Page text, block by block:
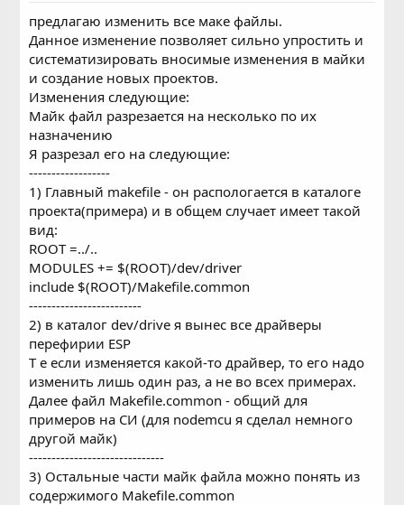
предлагаю изменить все маке файлы.
Данное изменение позволяет сильно упростить и
систематизировать вносимые изменения в майки
и создание новых проектов.
Изменения следующие:
Майк файл разрезается на несколько по их
назначению
Я разрезал его на следующие:
------------------
1) Главный makefile - он распологается в каталоге
проекта(примера) и в общем случает имеет такой
вид:
ROOT =../..
MODULES += $(ROOT)/dev/driver
include $(ROOT)/Makefile.common
-------------------------
2) в каталог dev/drive я вынес все драйверы
перефирии ESP
Т е если изменяется какой-то драйвер, то его надо
изменить лишь один раз, а не во всех примерах.
Далее файл Makefile.common - общий для
примеров на СИ (для nodemcu я сделал немного
другой майк)
------------------------------
3) Остальные части майк файла можно понять из
содержимого Makefile.common